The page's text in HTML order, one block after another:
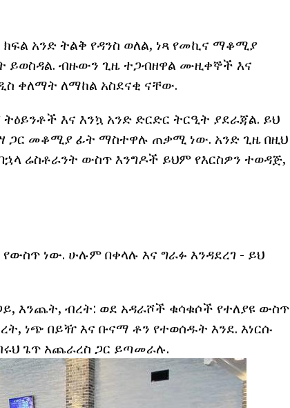
አንድ ትልቅ የዳንስ ወለል, ነጻ የመኪና ማቆሚያ
ይወስዳል. ብዙውን ጊዜ ተጋብዘዋል ሙዚቀኞች እና
ቀለማት ለማከል አስደናቂ ናቸው.
እና እንኳ አንድ ድርድር ትርዒት ያደራጃል. ይህ
ጋር መቆሚያ ፊት ማስተዋሉ ጠቃሚ ነው. አንድ ጊዜ በዚህ
ሬስቶራንት ውስጥ እንግዶች ይህም የእርስዎን ተወዳጅ,
ነው. ሁሉም በቀላሉ እና ግራፉ እንዳደረገ - ይህ
እንጨት, ብረት: ወደ አዳራሾች ቁሳቁሶች የተለያዩ ውስጥ
ነጭ በይዥ እና ቡናማ ቶን የተወሰዱት እንደ. እነርሱ
ጌጥ አጨራረስ ጋር ይጣመራሉ.